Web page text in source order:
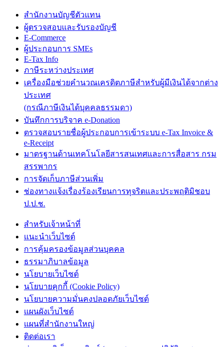
สำนักงานบัญชีตัวแทน
ผู้ตรวจสอบและรับรองบัญชี
E-Commerce
ผู้ประกอบการ SMEs
E-Tax Info
ภาษีระหว่างประเทศ
เครื่องมือช่วยคำนวณเครดิตภาษีสำหรับผู้มีเงินได้จากต่าง
ประเทศ
(กรณีภาษีเงินได้บุคคลธรรมดา)
บันทึกการบริจาค e-Donation
ตรวจสอบรายชื่อผู้ประกอบการเข้าระบบ e-Tax Invoice &
e-Receipt
มาตรฐานด้านเทคโนโลยีสารสนเทศและการสื่อสาร กรม
สรรพากร
การจัดเก็บภาษีส่วนเพิ่ม
ช่องทางแจ้งเรื่องร้องเรียนการทุจริตและประพฤติมิชอบ
ป.ป.ช.
สำหรับเจ้าหน้าที่
แนะนำเว็บไซต์
การคุ้มครองข้อมูลส่วนบุคคล
ธรรมาภิบาลข้อมูล
นโยบายเว็บไซต์
นโยบายคุกกี้ (Cookie Policy)
นโยบายความมั่นคงปลอดภัยเว็บไซต์
แผนผังเว็บไซต์
แผนที่สำนักงานใหญ่
ติดต่อเรา